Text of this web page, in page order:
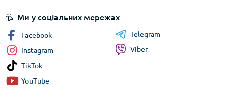
Ми у соціальних мережах
Facebook
Instagram
TikTok
YouTube
Telegram
Viber